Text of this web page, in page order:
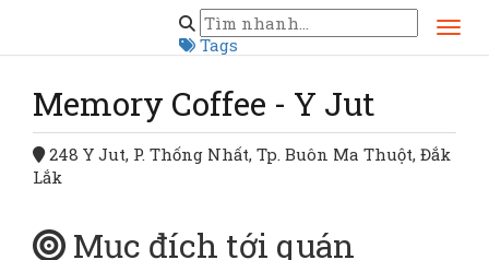
Tags
Đăk Lăk
Memory Coffee - Y Jut
Memory Coffee - Y Jut
248 Y Jut, P. Thống Nhất, Tp. Buôn Ma Thuột, Đắk
Lắk
Mục đích tới quán